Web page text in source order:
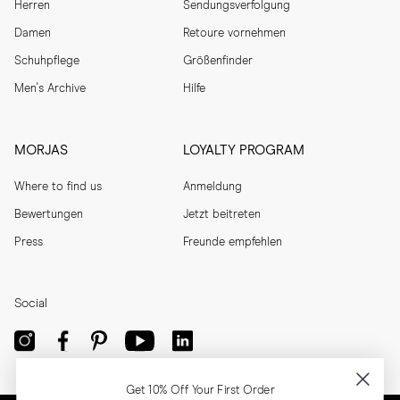
Herren
Damen
Schuhpflege
Men's Archive
Sendungsverfolgung
Retoure vornehmen
Größenfinder
Hilfe
MORJAS
Where to find us
Bewertungen
Press
LOYALTY PROGRAM
Anmeldung
Jetzt beitreten
Freunde empfehlen
Social
Get 10% Off Your First Order